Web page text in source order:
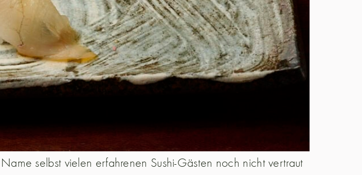
selbst vielen erfahrenen Sushi-Gästen noch nicht vertraut